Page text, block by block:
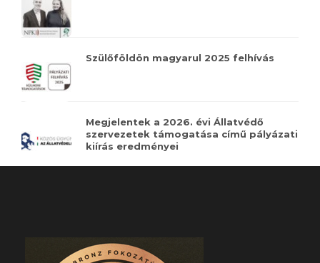
Szülőföldön magyarul 2025 felhívás
Megjelentek a 2026. évi Állatvédő
szervezetek támogatása című pályázati
kiírás eredményei